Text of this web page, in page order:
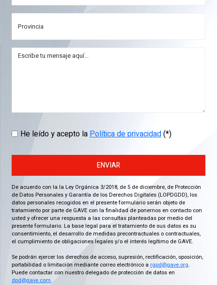
He leído y acepto la Política de privacidad(*)
ENVIAR
De acuerdo con la la Ley Orgánica 3/2018, de 5 de diciembre, de Protección
de Datos Personales y Garantía de los Derechos Digitales (LOPDGDD), los
datos personales recogidos en el presente formulario serán objeto de
tratamiento por parte de GAVE con la finalidad de ponernos en contacto con
usted y ofrecer una respuesta a las consultas planteadas por medio del
presente formulario. La base legal para el tratamiento de sus datos es su
consentimiento, el desarrollo de medidas precontractuales o contractuales,
el cumplimiento de obligaciones legales y/o el interés legítimo de GAVE.
Se podrán ejercer los derechos de acceso, supresión, rectificación, oposición,
portabilidad o limitación mediante correo electrónico a rgpd@gave.org.
Puede contactar con nuestro delegado de protección de datos en
dpd@gave.com.